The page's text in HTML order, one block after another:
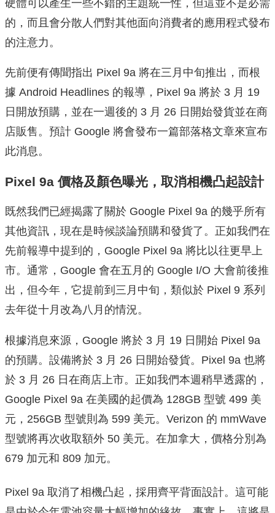
硬體可以產生一些不錯的主題統一性，但這並不是必需
的，而且會分散人們對其他面向消費者的應用程式發布
的注意力。
先前便有傳聞指出 Pixel 9a 將在三月中旬推出，而根
據 Android Headlines 的報導，Pixel 9a 將於 3 月 19
日開放預購，並在一週後的 3 月 26 日開始發貨並在商
店販售。預計 Google 將會發布一篇部落格文章來宣布
此消息。
Pixel 9a 價格及顏色曝光，取消相機凸起設計
既然我們已經揭露了關於 Google Pixel 9a 的幾乎所有
其他資訊，現在是時候談論預購和發貨了。正如我們在
先前報導中提到的，Google Pixel 9a 將比以往更早上
市。通常，Google 會在五月的 Google I/O 大會前後推
出，但今年，它提前到三月中旬，類似於 Pixel 9 系列
去年從十月改為八月的情況。
根據消息來源，Google 將於 3 月 19 日開始 Pixel 9a
的預購。設備將於 3 月 26 日開始發貨。Pixel 9a 也將
於 3 月 26 日在商店上市。正如我們本週稍早透露的，
Google Pixel 9a 在美國的起價為 128GB 型號 499 美
元，256GB 型號則為 599 美元。Verizon 的 mmWave
型號將再次收取額外 50 美元。在加拿大，價格分別為
679 加元和 809 加元。
Pixel 9a 取消了相機凸起，採用齊平背面設計。這可能